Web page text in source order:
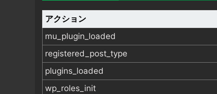
アクション
mu_plugin_loaded
registered_post_type
plugins_loaded
wp_roles_init